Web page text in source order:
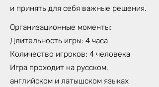
и принять для себя важные решения.
Организационные моменты:
Длительность игры: 4 часа
Количество игроков: 4 человека
Игра проходит на русском,
английском и латышском языках